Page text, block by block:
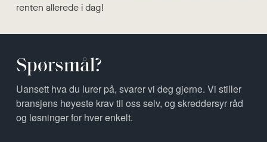
renten allerede i dag!
Spørsmål?
Uansett hva du lurer på, svarer vi deg gjerne. Vi stiller
bransjens høyeste krav til oss selv, og skreddersyr råd
og løsninger for hver enkelt.